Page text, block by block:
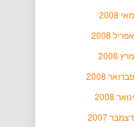
מאי 2008
אפריל 2008
מרץ 2008
פברואר 2008
ינואר 2008
דצמבר 2007